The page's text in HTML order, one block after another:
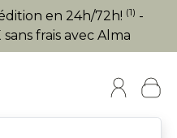
en 24h/72h! (1) -
frais avec Alma